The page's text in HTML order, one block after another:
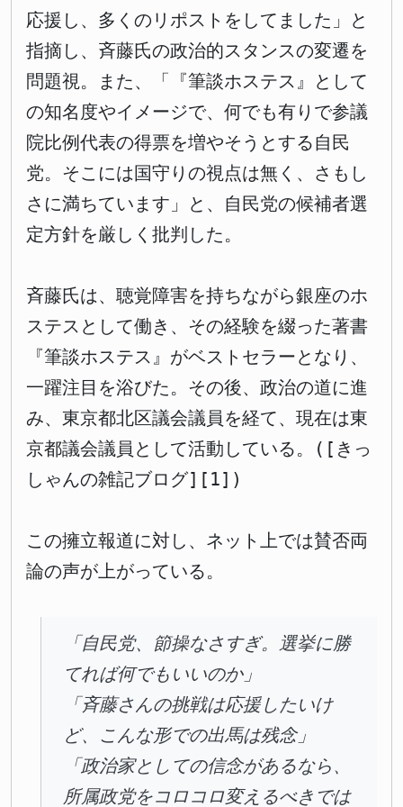
応援し、多くのリポストをしてました」と
指摘し、斉藤氏の政治的スタンスの変遷を
問題視。また、「『筆談ホステス』として
の知名度やイメージで、何でも有りで参議
院比例代表の得票を増やそうとする自民
党。そこには国守りの視点は無く、さもし
さに満ちています」と、自民党の候補者選
定方針を厳しく批判した。
斉藤氏は、聴覚障害を持ちながら銀座のホ
ステスとして働き、その経験を綴った著書
『筆談ホステス』がベストセラーとなり、
一躍注目を浴びた。その後、政治の道に進
み、東京都北区議会議員を経て、現在は東
京都議会議員として活動している。([きっ
しゃんの雑記ブログ][1])
この擁立報道に対し、ネット上では賛否両
論の声が上がっている。
「自民党、節操なさすぎ。選挙に勝
てれば何でもいいのか」
「斉藤さんの挑戦は応援したいけ
ど、こんな形での出馬は残念」
「政治家としての信念があるなら、
所属政党をコロコロ変えるべきでは